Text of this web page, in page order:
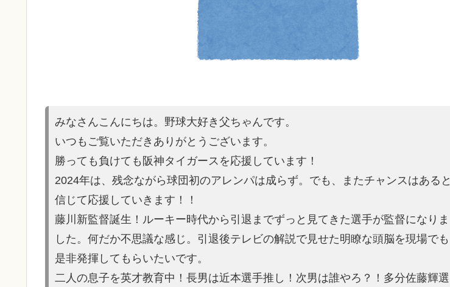
みなさんこんにちは。野球大好き父ちゃんです。
いつもご覧いただきありがとうございます。
勝っても負けても阪神タイガースを応援しています！
2024年は、残念ながら球団初のアレンパは成らず。でも、またチャンスはあると
信じて応援していきます！！
藤川新監督誕生！ルーキー時代から引退までずっと見てきた選手が監督になりま
した。何だか不思議な感じ。引退後テレビの解説で見せた明瞭な頭脳を現場でも
是非発揮してもらいたいです。
二人の息子を英才教育中！長男は近本選手推し！次男は誰やろ？！多分佐藤輝選